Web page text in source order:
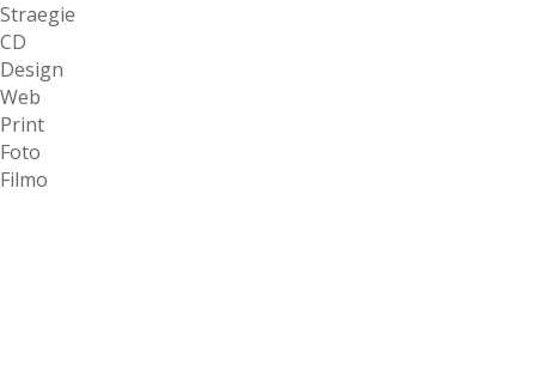
Straegie
CD
Design
Web
Print
Foto
Filmo